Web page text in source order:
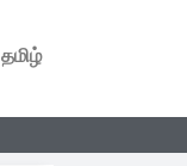
தமிழ்